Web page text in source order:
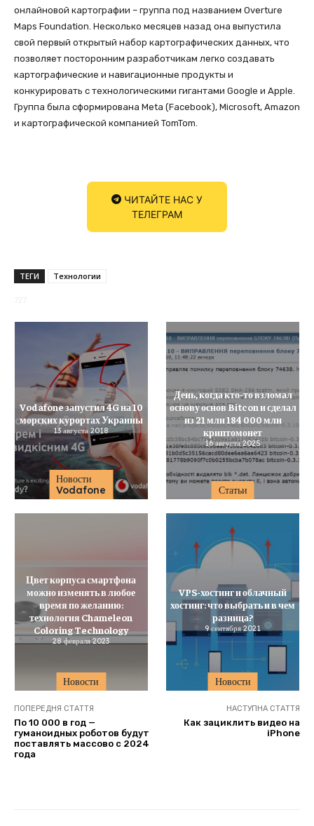
онлайновой картографии – группа под названием Overture
Maps Foundation. Несколько месяцев назад она выпустила
свой первый открытый набор картографических данных, что
позволяет посторонним разработчикам легко создавать
картографические и навигационные продукты и
конкурировать с технологическими гигантами Google и Apple.
Группа была сформирована Meta (Facebook), Microsoft, Amazon
и картографической компанией TomTom.
ЧИТАЙТЕ НАС У
ТЕЛЕГРАМ
ТЕГИ Технологии
Новости
Vodafone
Vodafone запустил 4G на 10
морских курортах Украины
13 августа 2018
Статьи
День, когда кто-то взломал
основу основ Bitcon и сделал
из 21 млн 184 000 млн
криптомонет
16 августа 2025
Новости
Цвет корпуса смартфона
можно изменять в любое
время по желанию:
технология Chameleon
Coloring Technology
28 февраля 2023
Новости
VPS-хостинг и облачный
хостинг: что выбрать и в чем
разница?
9 сентября 2021
ПОПЕРЕДНЯ СТАТТЯ
По 10 000 в год —
гуманоидных роботов будут
поставлять массово с 2024
года
НАСТУПНА СТАТТЯ
Как зациклить видео на
iPhone